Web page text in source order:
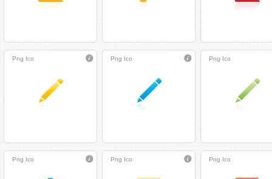
Png Ico Png Ico Png Ico
Png Ico Png Ico Png Ico